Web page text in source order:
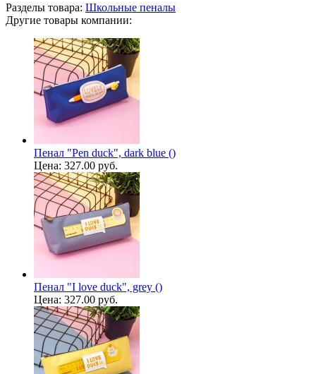
Разделы товара: Школьные пеналы
Другие товары компании:
Пенал "Pen duck", dark blue ()
Цена: 327.00 руб.
Пенал "I love duck", grey ()
Цена: 327.00 руб.